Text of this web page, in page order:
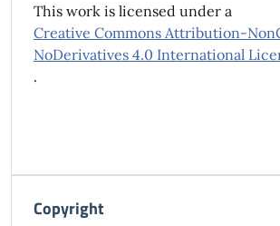
This work is licensed under a
Creative Commons Attribution-
NoDerivatives 4.0 International
.
Copyright